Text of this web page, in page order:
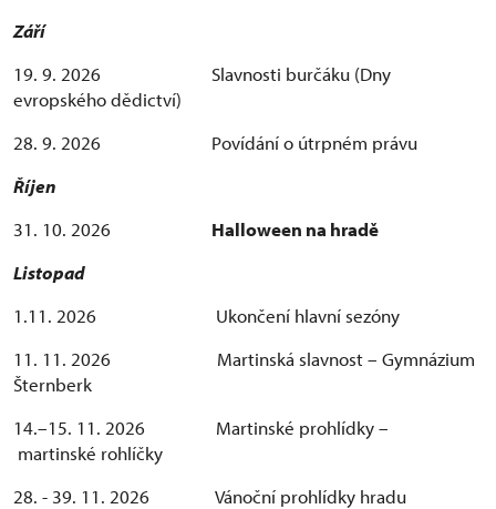
Září
19. 9. 2026 Slavnosti burčáku (Dny
evropského dědictví)
28. 9. 2026 Povídání o útrpném právu
Říjen
31. 10. 2026
Halloween na hradě
Listopad
1.11. 2026 Ukončení hlavní sezóny
11. 11. 2026 Martinská slavnost – Gymnázium
Šternberk
14.–15. 11. 2026 Martinské prohlídky –
martinské rohlíčky
28. - 39. 11. 2026 Vánoční prohlídky hradu